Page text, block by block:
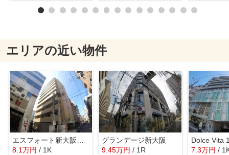
エリアの近い物件
エスフォート新大阪ラヴィール
8.1万円 / 1K
グランデージ新大阪
9.45万円 / 1R 7.3万円 /